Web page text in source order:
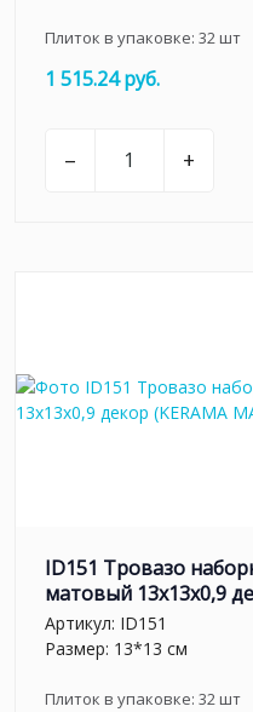
Плиток в упаковке: 32шт
1 515.24 руб.
– +
ID151 Тровазо
матовый 13x13x0,9
Артикул: ID151
Размер: 13*13 см
Плиток в упаковке: 32шт